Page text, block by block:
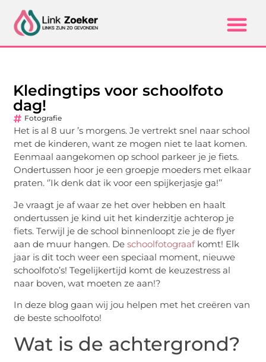
Kledingtips voor schoolfoto
dag!
Fotografie
Het is al 8 uur ’s morgens. Je vertrekt snel naar school
met de kinderen, want ze mogen niet te laat komen.
Eenmaal aangekomen op school parkeer je je fiets.
Ondertussen hoor je een groepje moeders met elkaar
praten. ‘’Ik denk dat ik voor een spijkerjasje ga!’’
Je vraagt je af waar ze het over hebben en haalt
ondertussen je kind uit het kinderzitje achterop je
fiets. Terwijl je de school binnenloopt zie je de flyer
aan de muur hangen. Deschoolfotograafkomt! Elk
jaar is dit toch weer een speciaal moment, nieuwe
schoolfoto’s! Tegelijkertijd komt de keuzestress al
naar boven, wat moeten ze aan!?
In deze blog gaan wij jou helpen met het creëren van
de beste schoolfoto!
Wat is de achtergrond?